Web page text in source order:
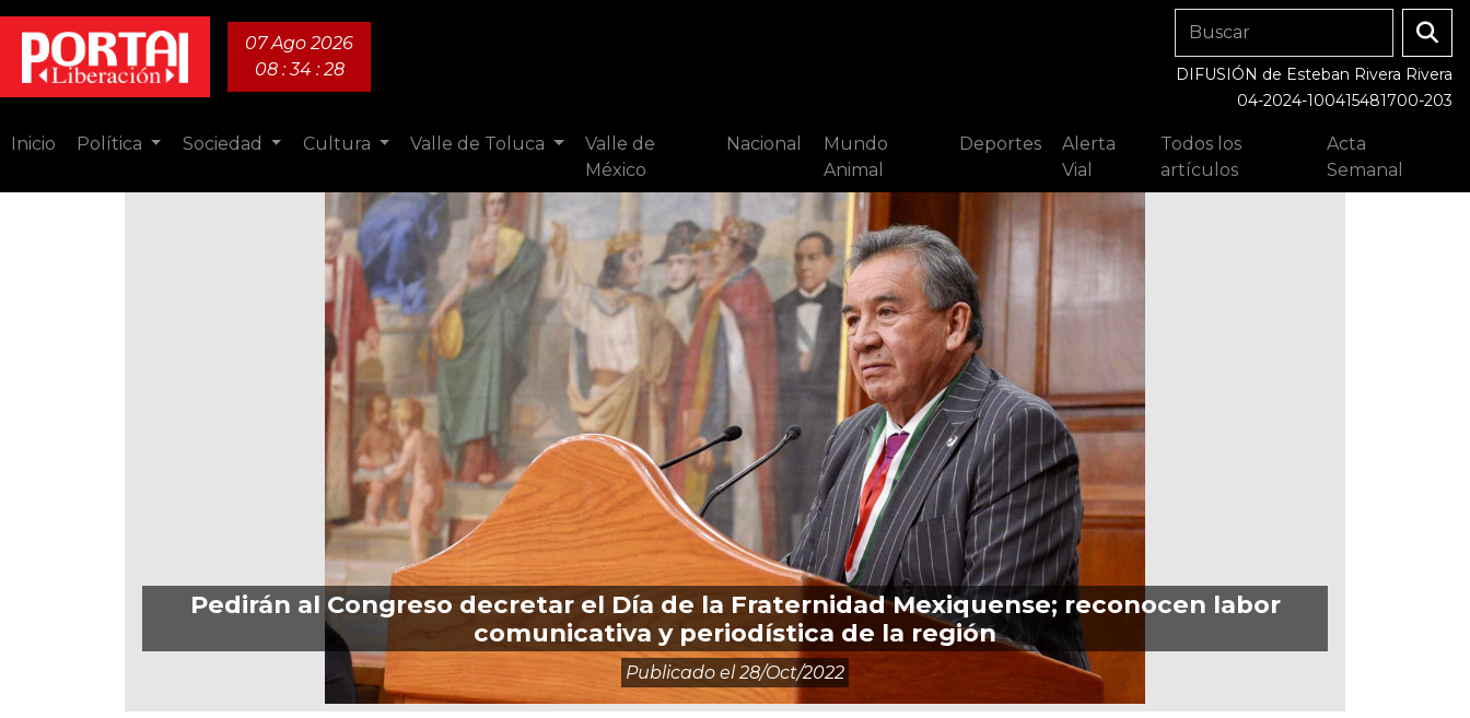
07 Ago 2026
08 : 34 : 29
DIFUSIÓN de Esteban Rivera Rivera
04-2024-100415481700-203
Inicio Política Sociedad Cultura Valle de Toluca
Valle de
México
Nacional
Mundo
Animal
Deportes
Alerta
Vial
Todos los
artículos
Acta
Semanal
Pedirán al Congreso decretar el Día de la Fraternidad Mexiquense; reconocen labor
comunicativa y periodística de la región
Publicado el28/oct/2022